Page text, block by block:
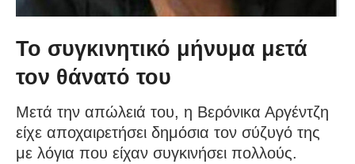
Το συγκινητικό μήνυμα μετά
τον θάνατό του
Μετά την απώλειά του, η Βερόνικα Αργέντζη
είχε αποχαιρετήσει δημόσια τον σύζυγό της
με λόγια που είχαν συγκινήσει πολλούς.